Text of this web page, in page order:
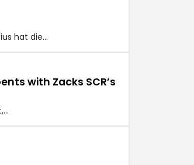
hat die…
with Zacks SCR’s